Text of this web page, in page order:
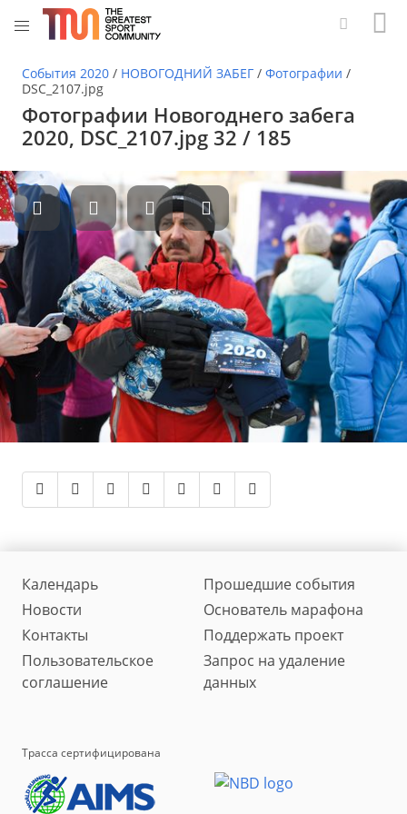
События 2020 / НОВОГОДНИЙ ЗАБЕГ / Фотографии /
DSC_2107.jpg
Фотографии Новогоднего забега
2020, DSC_2107.jpg 32 / 185
Календарь
Прошедшие события
Новости
Основатель марафона
Контакты
Поддержать проект
Пользовательское
соглашение
Запрос на удаление
данных
Трасса сертифицирована